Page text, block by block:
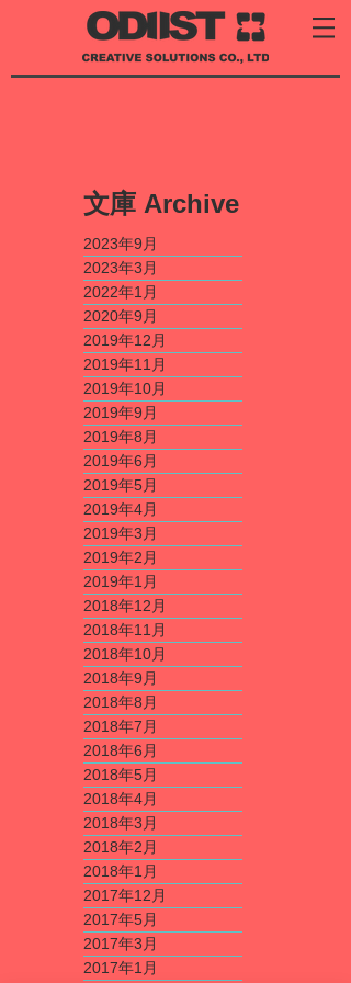
​文庫 Archive
2023年9月
2023年3月
2022年1月
2020年9月
2019年12月
2019年11月
2019年10月
2019年9月
2019年8月
2019年6月
2019年5月
2019年4月
2019年3月
2019年2月
2019年1月
2018年12月
2018年11月
2018年10月
2018年9月
2018年8月
2018年7月
2018年6月
2018年5月
2018年4月
2018年3月
2018年2月
2018年1月
2017年12月
2017年5月
2017年3月
2017年1月